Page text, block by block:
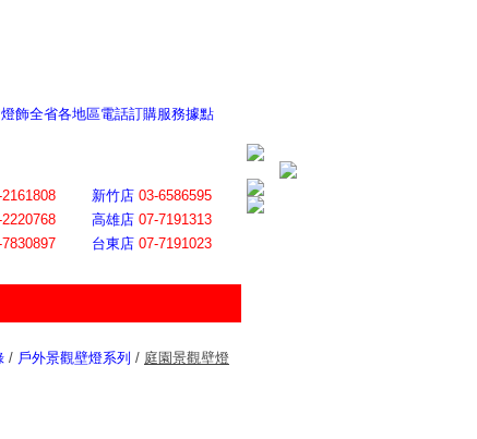
飾全省各地區電話訂購服務據點
新竹店 03-6586595
高雄店 07-7191313
台東店 07-7191023
/ 戶外景觀壁燈系列 / 庭園景觀壁燈